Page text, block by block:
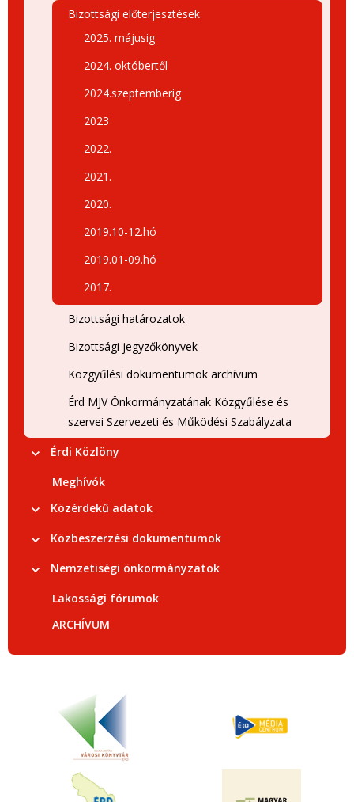
Bizottsági előterjesztések
2025. májusig
2024. októbertől
2024.szeptemberig
2023
2022.
2021.
2020.
2019.10-12.hó
2019.01-09.hó
2017.
Bizottsági határozatok
Bizottsági jegyzőkönyvek
Közgyűlési dokumentumok archívum
Érd MJV Önkormányzatának Közgyűlése és
szervei Szervezeti és Működési Szabályzata
Érdi Közlöny
Meghívók
Közérdekű adatok
Közbeszerzési dokumentumok
Nemzetiségi önkormányzatok
Lakossági fórumok
ARCHÍVUM